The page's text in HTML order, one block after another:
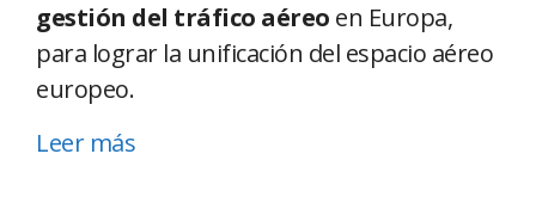
gestión del tráfico aéreo en Europa,
para lograr la unificación del espacio aéreo
europeo.
Leer más